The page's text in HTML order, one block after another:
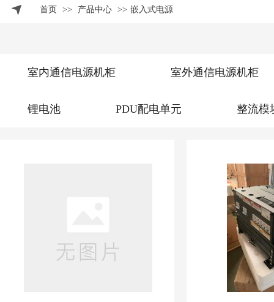
首页 >> 产品中心 >> 嵌入式电源
室内通信电源机柜 室外通信电源机柜
锂电池 PDU配电单元 整流模